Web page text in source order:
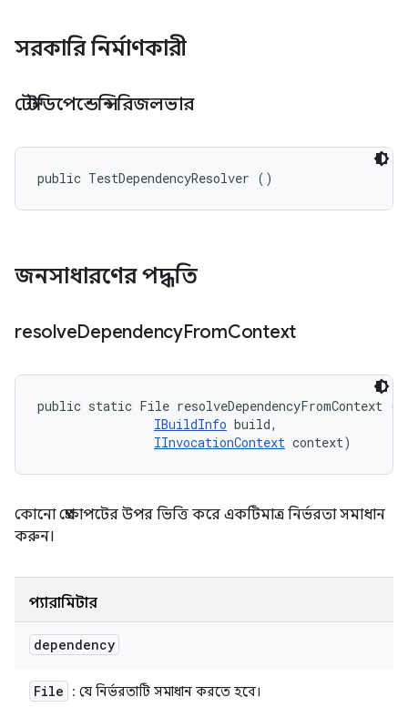
সরকারি নির্মাণকারী
টেস্টডিপেন্ডেন্সিরিজলভার
public TestDependencyResolver ()
জনসাধারণের পদ্ধতি
resolveDependencyFromContext
public static File resolveDependencyFromContext
IBuildInfo build,
IInvocationContext context)
কোনো প্রেক্ষাপটের উপর ভিত্তি করে একটিমাত্র নির্ভরতা সমাধান
করুন।
প্যারামিটার
dependency
File : যে নির্ভরতাটি সমাধান করতে হবে।